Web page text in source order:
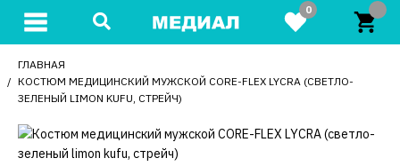
0
ГЛАВНАЯ
КОСТЮМ МЕДИЦИНСКИЙ МУЖСКОЙ CORE-FLEX LYCRA (СВЕТЛО-
ЗЕЛЕНЫЙ LIMON KUFU, СТРЕЙЧ)